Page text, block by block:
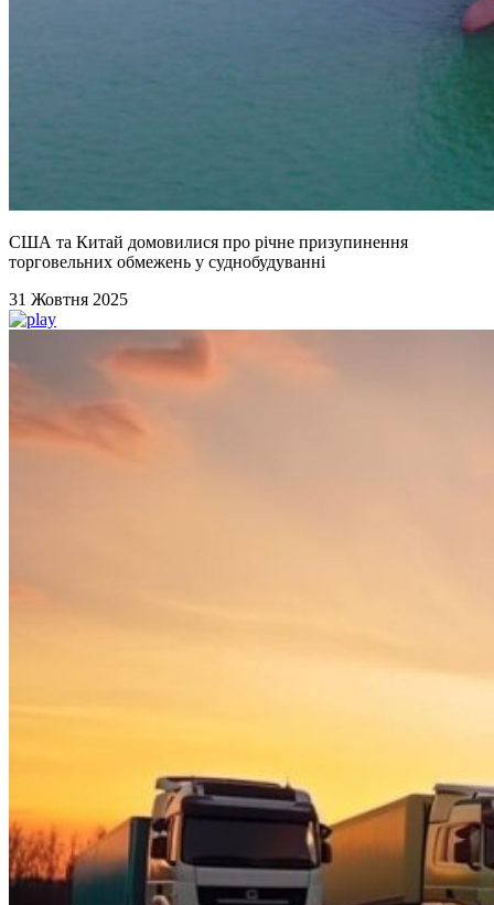
США та Китай домовилися про річне призупинення
торговельних обмежень у суднобудуванні
31 Жовтня 2025